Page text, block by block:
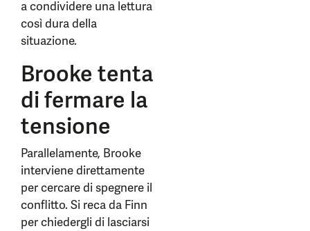
a condividere una lettura
così dura della
situazione.
Brooke tenta
di fermare la
tensione
Parallelamente, Brooke
interviene direttamente
per cercare di spegnere il
conflitto. Si reca da Finn
per chiedergli di lasciarsi